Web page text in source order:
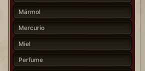
Mármol
Mercurio
Miel
Perfume